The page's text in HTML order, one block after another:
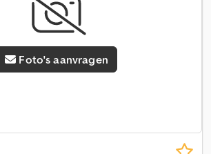
Foto's aanvragen